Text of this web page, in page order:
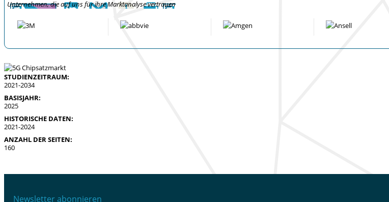
Unternehmen, die auf uns für ihre Marktanalyse vertrauen
STUDIENZEITRAUM:
2021-2034
BASISJAHR:
2025
HISTORISCHE DATEN:
2021-2024
ANZAHL DER SEITEN:
160
Newsletter abonnieren